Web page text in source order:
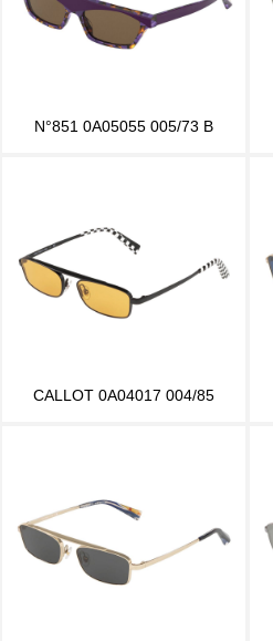
N°851 0A05055 005/73 B
CALLOT 0A04017 004/85